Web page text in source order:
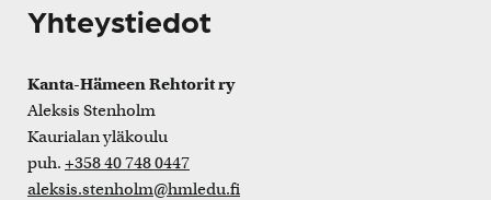
Yhteystiedot
Kanta-Hämeen Rehtorit ry
Aleksis Stenholm
Kaurialan yläkoulu
puh. +358 40 748 0447
aleksis.stenholm@hmledu.fi